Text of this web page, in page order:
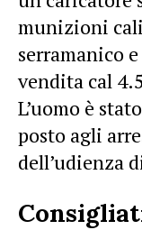
munizioni
serramanico
vendita cal
L’uomo è
posto agli
dell’udienza